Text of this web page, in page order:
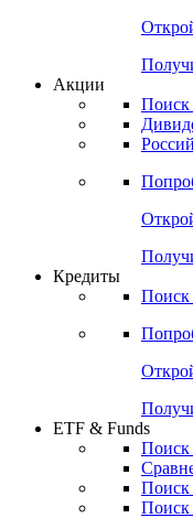
Акции
Поиск
Кредиты
Поиск
ETF & Funds
Поиск
Поиск